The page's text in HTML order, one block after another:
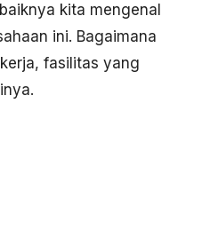
kita mengenal
ini. Bagaimana
fasilitas yang